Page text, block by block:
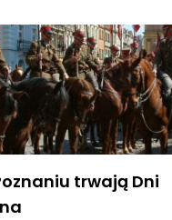
trwają Dni